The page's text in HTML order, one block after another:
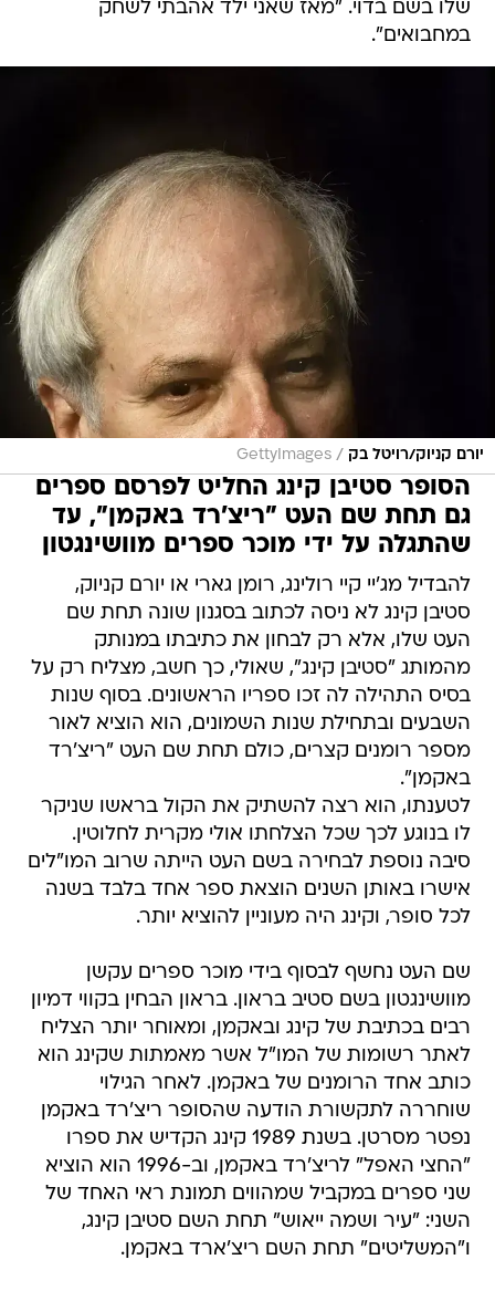
שלו בשם בדוי. "מאז שאני ילד אהבתי לשחק
במחבואים".
יורם קניוק/רויטל בק /
GettyImages
הסופר סטיבן קינג החליט לפרסם ספרים
גם תחת שם העט "ריצ'רד באקמן", עד
שהתגלה על ידי מוכר ספרים מוושינגטון
להבדיל מג'יי קיי רולינג, רומן גארי או יורם קניוק,
סטיבן קינג לא ניסה לכתוב בסגנון שונה תחת שם
העט שלו, אלא רק לבחון את כתיבתו במנותק
מהמותג "סטיבן קינג", שאולי, כך חשב, מצליח רק על
בסיס התהילה לה זכו ספריו הראשונים. בסוף שנות
השבעים ובתחילת שנות השמונים, הוא הוציא לאור
מספר רומנים קצרים, כולם תחת שם העט "ריצ'רד
באקמן".
לטענתו, הוא רצה להשתיק את הקול בראשו שניקר
לו בנוגע לכך שכל הצלחתו אולי מקרית לחלוטין.
סיבה נוספת לבחירה בשם העט הייתה שרוב המו"לים
אישרו באותן השנים הוצאת ספר אחד בלבד בשנה
לכל סופר, וקינג היה מעוניין להוציא יותר.
שם העט נחשף לבסוף בידי מוכר ספרים עקשן
מוושינגטון בשם סטיב בראון. בראון הבחין בקווי דמיון
רבים בכתיבת של קינג ובאקמן, ומאוחר יותר הצליח
לאתר רשומות של המו"ל אשר מאמתות שקינג הוא
כותב אחד הרומנים של באקמן. לאחר הגילוי
שוחררה לתקשורת הודעה שהסופר ריצ'רד באקמן
נפטר מסרטן. בשנת 1989 קינג הקדיש את ספרו
"החצי האפל" לריצ'רד באקמן, וב-1996 הוא הוציא
שני ספרים במקביל שמהווים תמונת ראי האחד של
השני: "עיר ושמה ייאוש" תחת השם סטיבן קינג,
ו"המשליטים" תחת השם ריצ'ארד באקמן.